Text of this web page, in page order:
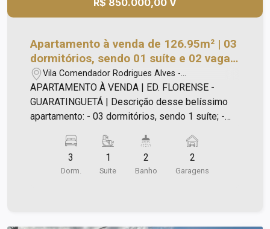
R$ 850.000,00 V
Apartamento à venda de 126.95m² | 03
dormitórios, sendo 01 suíte e 02 vagas
de garagem | Edifício Florense - Vila
Indiana | Guaratinguetá |
Vila Comendador Rodrigues Alves -
Guaratinguetá/SP
APARTAMENTO À VENDA | ED. FLORENSE -
GUARATINGUETÁ | Descrição desse belíssimo
apartamento: - 03 dormitórios, sendo 1 suíte; -
Banheiro social; - Sacada com tela; - Cozinha
planejada com móveis modernos; - Lavanderia
separada com armário - Iluminação; - Entrada
3
Dorm.
1
Suite
2
Banho
2
Garagens